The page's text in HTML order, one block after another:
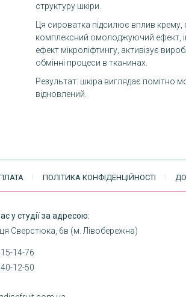
структуру шкіри.
Ця сироватка підсилює вплив
комплексний омолоджуючий ефект,
ефект мікроліфтингу, активізує
обмінні процеси в тканинах.
Результат: шкіра виглядає помітно
відновлений.
ПОЛІТИКА КОНФІДЕНЦІЙНОСТІ
у студії за адресою:
Сверстюка, 6в (м. Лівобережна)
14-76
12-50